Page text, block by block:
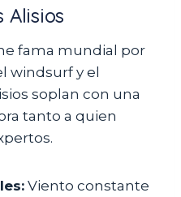
Alisios
fama mundial por
windsurf y el
soplan con una
tanto a quien
Viento constante